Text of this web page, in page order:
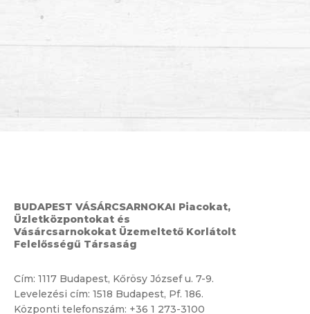
BUDAPEST VÁSÁRCSARNOKAI Piacokat,
Üzletközpontokat és
Vásárcsarnokokat Üzemeltető Korlátolt
Felelősségű Társaság
Cím: 1117 Budapest, Kőrösy József u. 7-9.
Levelezési cím: 1518 Budapest, Pf. 186.
Központi telefonszám: +36 1 273-3100